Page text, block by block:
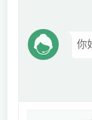
你